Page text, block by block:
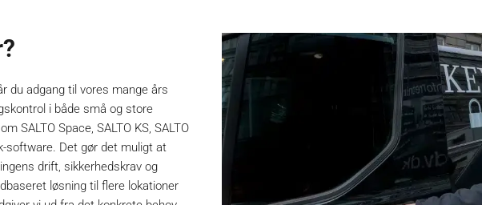
du adgang til vores mange års
i både små og store
SALTO Space, SALTO KS, SALTO
software. Det gør det muligt at
drift, sikkerhedskrav og
løsning til flere lokationer